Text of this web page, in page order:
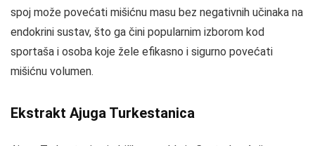
spoj može povećati mišićnu masu bez negativnih učinaka na
endokrini sustav, što ga čini popularnim izborom kod
sportaša i osoba koje žele efikasno i sigurno povećati
mišićnu volumen.
Ekstrakt Ajuga Turkestanica